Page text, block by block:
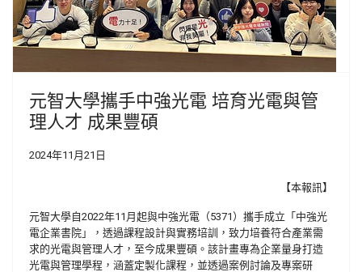
元智大學攜手中強光電 培育光電與管
理人才 成果豐碩
2024年11月21日
【本報訊】
元智大學自2022年11月起與中強光電（5371）攜手成立「中強光
電企業書院」，透過課程設計與實務培訓，致力培養符合產業需
求的光電與管理人才，至今成果豐碩。該計畫專為企業量身打造
光電與管理學程，涵蓋定製化課程，並透過案例討論及專案研